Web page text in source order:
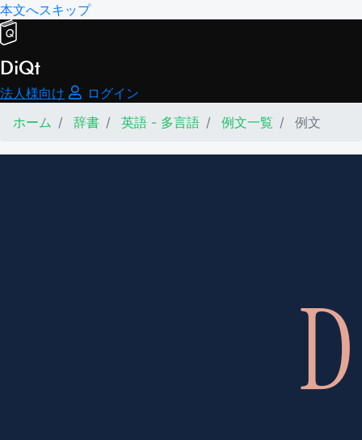
本文へスキップ
DiQt
法人様向け
ログイン
ホーム
辞書 英語 - 多言語 例文一覧 例文